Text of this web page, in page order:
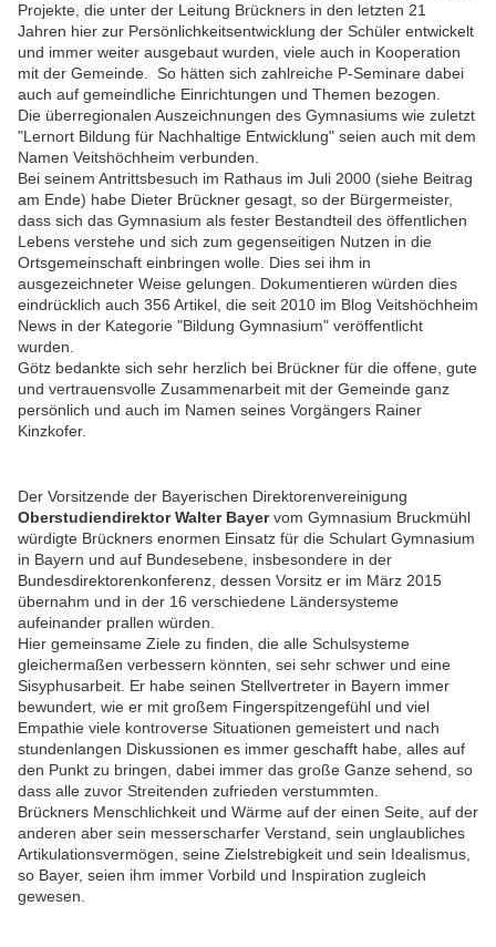
Projekte, die unter der Leitung Brückners in den letzten 21
Jahren hier zur Persönlichkeitsentwicklung der Schüler entwickelt
und immer weiter ausgebaut wurden, viele auch in Kooperation
mit der Gemeinde. So hätten sich zahlreiche P-Seminare dabei
auch auf gemeindliche Einrichtungen und Themen bezogen.
Die überregionalen Auszeichnungen des Gymnasiums wie zuletzt
"Lernort Bildung für Nachhaltige Entwicklung" seien auch mit dem
Namen Veitshöchheim verbunden.
Bei seinem Antrittsbesuch im Rathaus im Juli 2000 (siehe Beitrag
am Ende) habe Dieter Brückner gesagt, so der Bürgermeister,
dass sich das Gymnasium als fester Bestandteil des öffentlichen
Lebens verstehe und sich zum gegenseitigen Nutzen in die
Ortsgemeinschaft einbringen wolle. Dies sei ihm in
ausgezeichneter Weise gelungen. Dokumentieren würden dies
eindrücklich auch 356 Artikel, die seit 2010 im Blog Veitshöchheim
News in der Kategorie "Bildung Gymnasium" veröffentlicht
wurden.
Götz bedankte sich sehr herzlich bei Brückner für die offene, gute
und vertrauensvolle Zusammenarbeit mit der Gemeinde ganz
persönlich und auch im Namen seines Vorgängers Rainer
Kinzkofer.
Der Vorsitzende der Bayerischen Direktorenvereinigung
Oberstudiendirektor Walter Bayervom Gymnasium Bruckmühl
würdigte Brückners enormen Einsatz für die Schulart Gymnasium
in Bayern und auf Bundesebene, insbesondere in der
Bundesdirektorenkonferenz, dessen Vorsitz er im März 2015
übernahm und in der 16 verschiedene Ländersysteme
aufeinander prallen würden.
Hier gemeinsame Ziele zu finden, die alle Schulsysteme
gleichermaßen verbessern könnten, sei sehr schwer und eine
Sisyphusarbeit. Er habe seinen Stellvertreter in Bayern immer
bewundert, wie er mit großem Fingerspitzengefühl und viel
Empathie viele kontroverse Situationen gemeistert und nach
stundenlangen Diskussionen es immer geschafft habe, alles auf
den Punkt zu bringen, dabei immer das große Ganze sehend, so
dass alle zuvor Streitenden zufrieden verstummten.
Brückners Menschlichkeit und Wärme auf der einen Seite, auf der
anderen aber sein messerscharfer Verstand, sein unglaubliches
Artikulationsvermögen, seine Zielstrebigkeit und sein Idealismus,
so Bayer, seien ihm immer Vorbild und Inspiration zugleich
gewesen.